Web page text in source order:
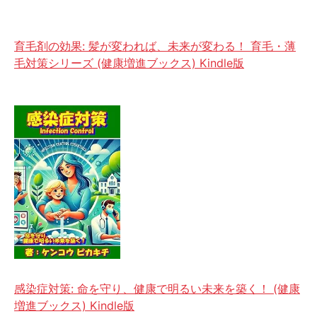
育毛剤の効果: 髪が変われば、未来が変わる！ 育毛・薄
毛対策シリーズ (健康増進ブックス) Kindle版
感染症対策: 命を守り、健康で明るい未来を築く！ (健康
増進ブックス) Kindle版